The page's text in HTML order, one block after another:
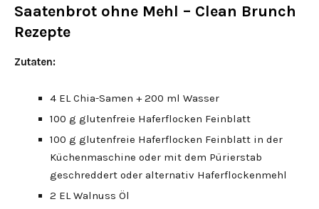
Saatenbrot ohne Mehl – Clean Brunch
Rezepte
Zutaten:
4 EL Chia-Samen + 200 ml Wasser
100 g glutenfreie Haferflocken Feinblatt
100 g glutenfreie Haferflocken Feinblatt in der
Küchenmaschine oder mit dem Pürierstab
geschreddert oder alternativ Haferflockenmehl
2 EL Walnuss Öl